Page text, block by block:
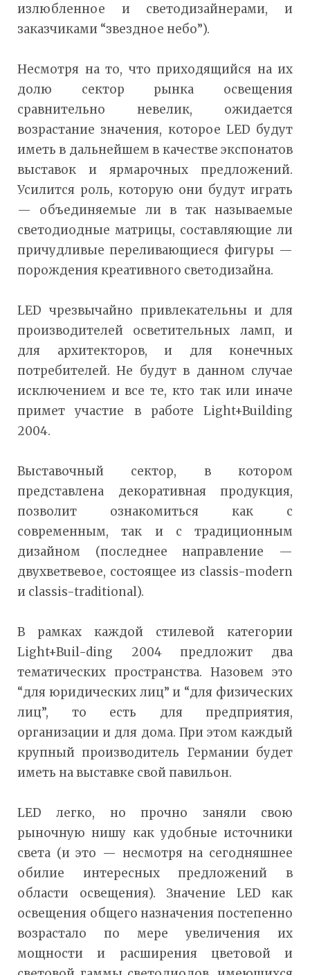
излюбленное и светодизайнерами, и
заказчиками “звездное небо”).
Несмотря на то, что приходящийся на их
долю сектор рынка освещения
сравнительно невелик, ожидается
возрастание значения, которое LED будут
иметь в дальнейшем в качестве экспонатов
выставок и ярмарочных предложений.
Усилится роль, которую они будут играть
— объединяемые ли в так называемые
светодиодные матрицы, составляющие ли
причудливые переливающиеся фигуры —
порождения креативного светодизайна.
LED чрезвычайно привлекательны и для
производителей осветительных ламп, и
для архитекторов, и для конечных
потребителей. Не будут в данном случае
исключением и все те, кто так или иначе
примет участие в работе Light+Building
2004.
Выставочный сектор, в котором
представлена декоративная продукция,
позволит ознакомиться как с
современным, так и с традиционным
дизайном (последнее направление —
двухветвевое, состоящее из classis-modern
и classis-traditional).
В рамках каждой стилевой категории
Light+Buil-ding 2004 предложит два
тематических пространства. Назовем это
“для юридических лиц” и “для физических
лиц”, то есть для предприятия,
организации и для дома. При этом каждый
крупный производитель Германии будет
иметь на выставке свой павильон.
LED легко, но прочно заняли свою
рыночную нишу как удобные источники
света (и это — несмотря на сегодняшнее
обилие интересных предложений в
области освещения). Значение LED как
освещения общего назначения постепенно
возрастало по мере увеличения их
мощности и расширения цветовой и